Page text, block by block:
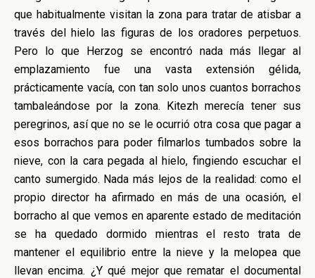
que habitualmente visitan la zona para tratar de atisbar a
través del hielo las figuras de los oradores perpetuos.
Pero lo que Herzog se encontró nada más llegar al
emplazamiento fue una vasta extensión gélida,
prácticamente vacía, con tan solo unos cuantos borrachos
tambaleándose por la zona. Kitezh merecía tener sus
peregrinos, así que no se le ocurrió otra cosa que pagar a
esos borrachos para poder filmarlos tumbados sobre la
nieve, con la cara pegada al hielo, fingiendo escuchar el
canto sumergido. Nada más lejos de la realidad: como el
propio director ha afirmado en más de una ocasión, el
borracho al que vemos en aparente estado de meditación
se ha quedado dormido mientras el resto trata de
mantener el equilibrio entre la nieve y la melopea que
llevan encima. ¿Y qué mejor que rematar el documental